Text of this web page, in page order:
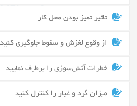
تاثیر تمیز بودن محل کار
از وقوع لغزش و سقوط جلوگیری کنید
خطرات آتش‌سوزی را برطرف نمایید
میزان گرد و غبار را کنترل کنید